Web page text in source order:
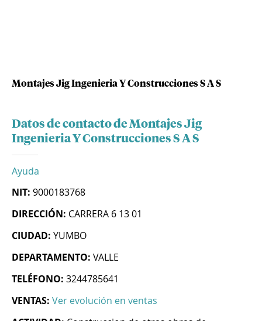
Montajes Jig Ingenieria Y Construcciones S A S
Datos de contacto de Montajes Jig
Ingenieria Y Construcciones S A S
Ayuda
NIT: 9000183768
DIRECCIÓN: CARRERA 6 13 01
CIUDAD: YUMBO
DEPARTAMENTO: VALLE
TELÉFONO: 3244785641
VENTAS: Ver evolución en ventas